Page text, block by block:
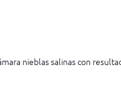
nieblas salinas con